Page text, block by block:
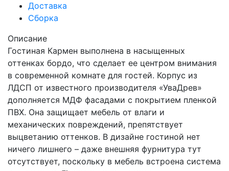
Доставка
Сборка
Описание
Гостиная Кармен выполнена в насыщенных
оттенках бордо, что сделает ее центром внимания
в современной комнате для гостей. Корпус из
ЛДСП от известного производителя «УваДрев»
дополняется МДФ фасадами с покрытием пленкой
ПВХ. Она защищает мебель от влаги и
механических повреждений, препятствует
выцветанию оттенков. В дизайне гостиной нет
ничего лишнего – даже внешняя фурнитура тут
отсутствует, поскольку в мебель встроена система